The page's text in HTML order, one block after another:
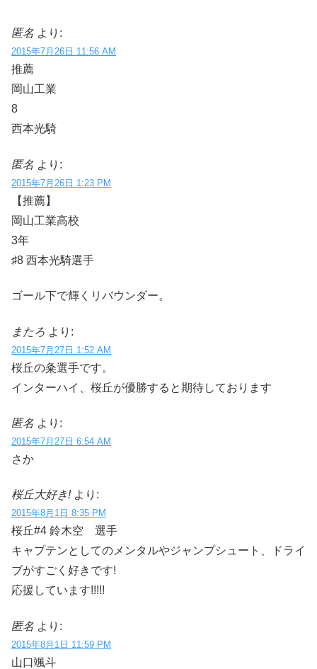
匿名 より:
2015年7月26日 11:56 AM
推薦
岡山工業
8
西本光騎
匿名 より:
2015年7月26日 1:23 PM
【推薦】
岡山工業高校
3年
♯8 西本光騎選手
ゴール下で輝くリバウンダー。
またろ より:
2015年7月27日 1:52 AM
桜丘の粂選手です。
インターハイ、桜丘が優勝すると期待しております
匿名 より:
2015年7月27日 6:54 AM
さか
桜丘大好き! より:
2015年8月1日 8:35 PM
桜丘#4 鈴木空 選手
キャプテンとしてのメンタルやジャンプシュート、ドライ
ブがすごく好きです!
応援しています!!!!!
匿名 より:
2015年8月1日 11:59 PM
山口颯斗